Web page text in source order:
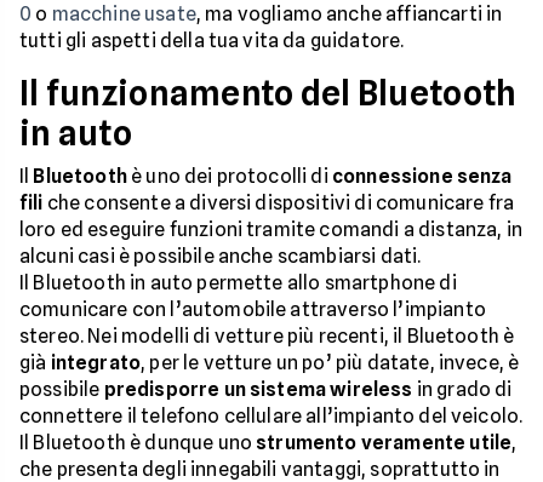
0 o macchine usate, ma vogliamo anche affiancarti in
tutti gli aspetti della tua vita da guidatore.
Il funzionamento del Bluetooth
in auto
Il Bluetoothè uno dei protocolli di connessione senza
fili che consente a diversi dispositivi di comunicare fra
loro ed eseguire funzioni tramite comandi a distanza, in
alcuni casi è possibile anche scambiarsi dati.
Il Bluetooth in auto permette allo smartphone di
comunicare con l’automobile attraverso l’impianto
stereo. Nei modelli di vetture più recenti, il Bluetooth è
già integrato, per le vetture un po’ più datate, invece, è
possibile predisporre un sistema wireless in grado di
connettere il telefono cellulare all’impianto del veicolo.
Il Bluetooth è dunque uno strumento veramente utile,
che presenta degli innegabili vantaggi, soprattutto in